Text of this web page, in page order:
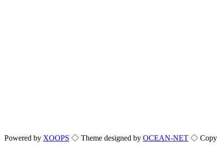
Powered by XOOPS ◇ Theme designed by OCEAN-NET ◇